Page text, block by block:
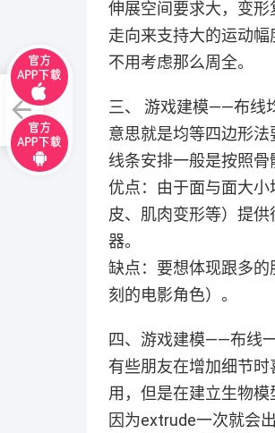
伸展空间要求大，变
走向来支持大的运动
不用考虑那么周全。
三、 游戏建模——布线
意思就是均等四边形
线条安排一般是按照骨
优点：由于面与面大
皮、肌肉变形等）提
器。
缺点：要想体现跟多
刻的电影角色）。
四、游戏建模——布线
有些朋友在增加细节
用，但是在建立生物模
因为extrude一次就会